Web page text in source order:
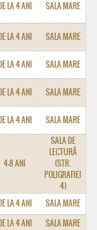
LA 4 ANI SALA MARE
LA 4 ANI SALA MARE
LA 4 ANI SALA MARE
LA 4 ANI SALA MARE
LA 4 ANI SALA MARE
4-8 ANI
SALA DE
LECTURĂ
(STR.
POLIGRAFIEI
4)
LA 4 ANI
SALA MARE
LA 4 ANI
SALA MARE